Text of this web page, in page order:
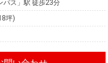
パス」駅 徒歩23分
坪)